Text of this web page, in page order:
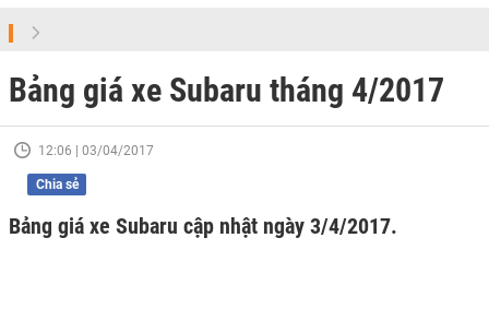
Bảng giá xe Subaru tháng 4/2017
12:06 | 03/04/2017
Chia sẻ
Bảng giá xe Subaru cập nhật ngày 3/4/2017.